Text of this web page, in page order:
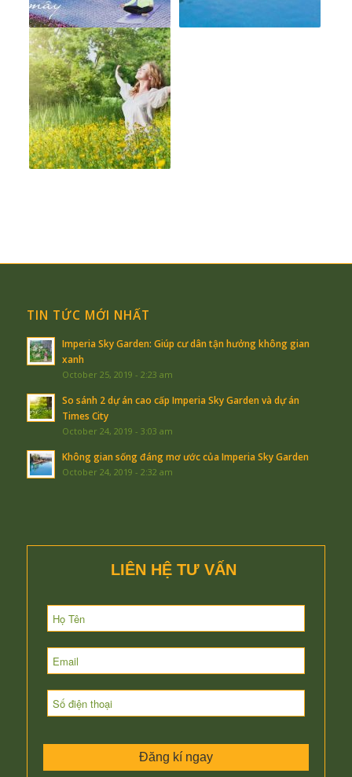
TIN TỨC MỚI NHẤT
Imperia Sky Garden: Giúp cư dân tận hưởng không gian
xanh
October 25, 2019 - 2:23 am
So sánh 2 dự án cao cấp Imperia Sky Garden và dự án
Times City
October 24, 2019 - 3:03 am
Không gian sống đáng mơ ước của Imperia Sky Garden
October 24, 2019 - 2:32 am
LIÊN HỆ TƯ VẤN
Đăng kí ngay